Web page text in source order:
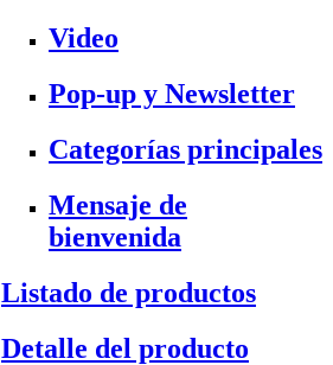
Video
Pop-up y Newsletter
Categorías principales
Mensaje de
bienvenida
Listado de productos
Detalle del producto